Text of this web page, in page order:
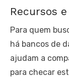
Recursos
Para quem
há bancos de
ajudam a
para checar